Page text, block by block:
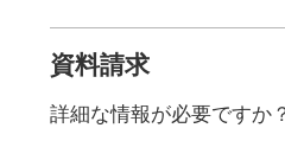
資料請求
詳細な情報が必要ですか